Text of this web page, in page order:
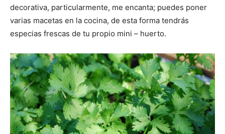
decorativa, particularmente, me encanta; puedes poner
varias macetas en la cocina, de esta forma tendrás
especias frescas de tu propio mini – huerto.